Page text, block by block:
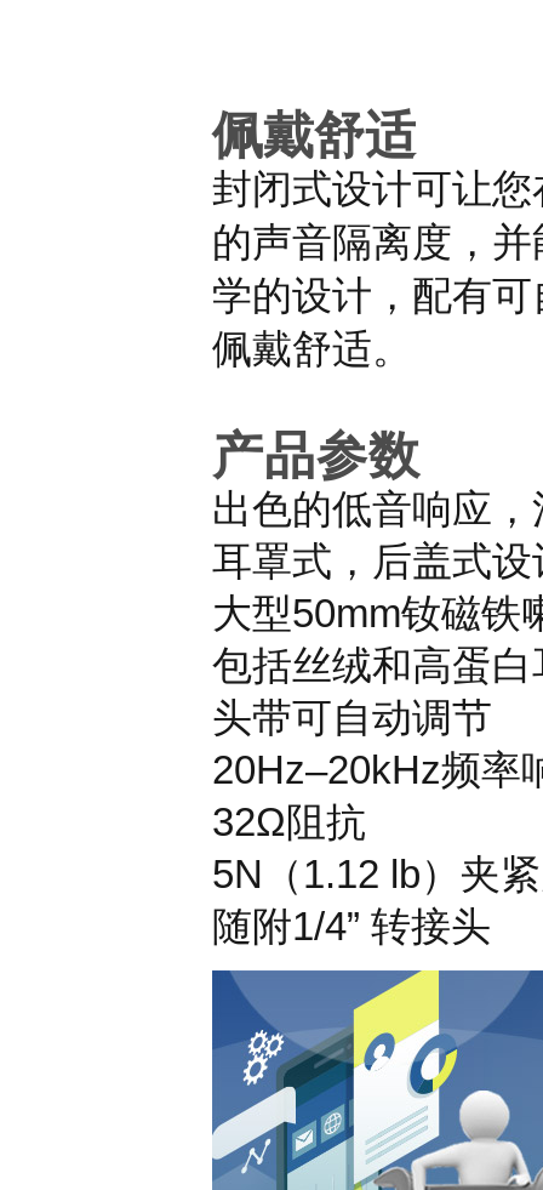
佩戴舒适
封闭式设计可让
的声音隔离度，
学的设计，配有
佩戴舒适。
产品参数
出色的低音响应
耳罩式，后盖式设
大型50mm钕磁铁
包括丝绒和高蛋白
头带可自动调节
20Hz–20kHz频率
32Ω阻抗
5N （1.12 lb）夹
随附1/4” 转接头